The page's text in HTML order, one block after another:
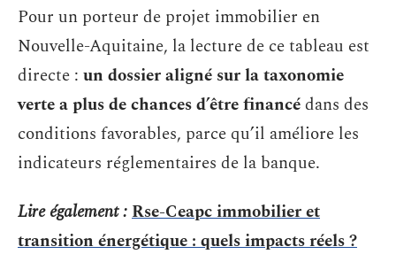
Pour un porteur de projet immobilier en
Nouvelle-Aquitaine, la lecture de ce tableau est
directe : un dossier aligné sur la taxonomie
verte a plus de chances d’être financédans des
conditions favorables, parce qu’il améliore les
indicateurs réglementaires de la banque.
Lire également :Rse-Ceapc immobilier et
transition énergétique : quels impacts réels ?